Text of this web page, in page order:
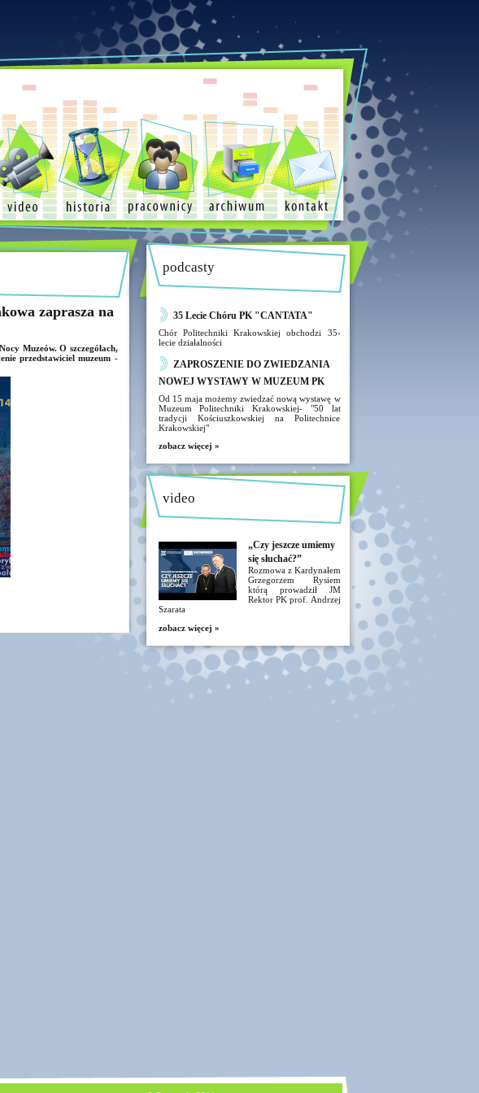
zaprasza na
Muzeów. O szczegółach,
przedstawiciel muzeum -
podcasty
35 Lecie Chóru PK "CANTATA"
Chór Politechniki Krakowskiej obchodzi 35-
lecie działalności
ZAPROSZENIE DO ZWIEDZANIA
NOWEJ WYSTAWY W MUZEUM PK
Od 15 maja możemy zwiedzać nową wystawę w
Muzeum Politechniki Krakowskiej- "50 lat
tradycji Kościuszkowskiej na Politechnice
Krakowskiej"
zobacz więcej »
video
„Czy jeszcze umiemy
się słuchać?”
Rozmowa z Kardynałem
Grzegorzem Rysiem
którą prowadził JM
Rektor PK prof. Andrzej
Szarata
zobacz więcej »